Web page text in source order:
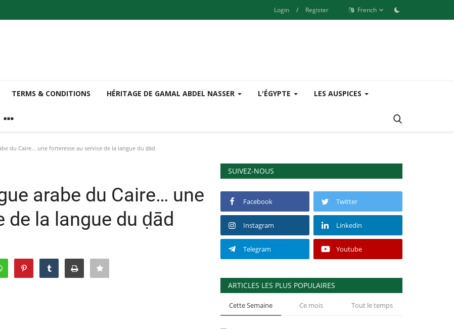
Login / Register French
TERMS & CONDITIONS HÉRITAGE DE GAMAL ABDEL NASSER L'ÉGYPTE LES AUSPICES
du Caire… une forteresse au service de la langue du ḍād
arabe du Caire… une
la langue du ḍād
SUIVEZ-NOUS
Facebook Twitter
Instagram Linkedin
Telegram Youtube
ARTICLES LES PLUS POPULAIRES
Cette Semaine Ce mois Tout le temps